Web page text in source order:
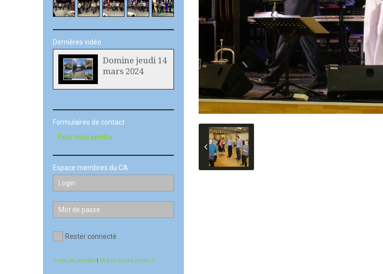
Dernières vidéo
Domine jeudi 14
mars 2024
Formulaires de contact
Pour nous joindre
Espace membres du CA
Rester connecté
Créer un compte | Mot de passe perdu ?